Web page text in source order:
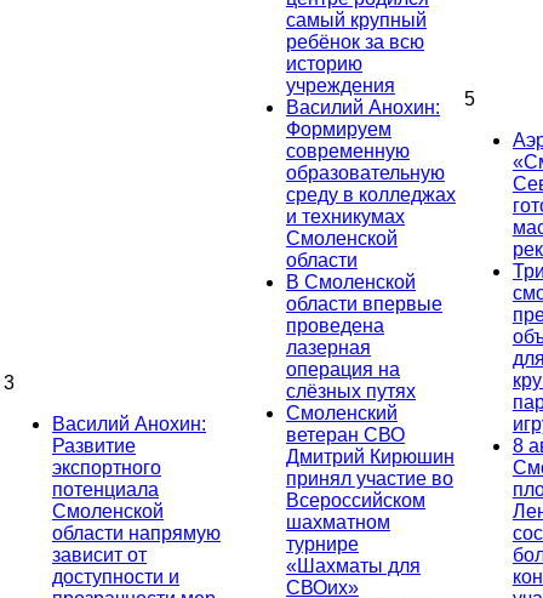
3
Василий Анохин:
Развитие
экспортного
потенциала
Смоленской
области напрямую
зависит от
доступности и
самый крупный
ребёнок за всю
историю
учреждения
Василий Анохин:
Формируем
современную
образовательную
среду в колледжах
и техникумах
Смоленской
области
В Смоленской
области впервые
проведена
лазерная
операция на
слёзных путях
Смоленский
ветеран СВО
Дмитрий Кирюшин
принял участие во
Всероссийском
шахматном
турнире
«Шахматы для
СВОих»
5
8